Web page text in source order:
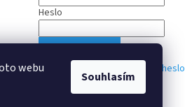
webu
Souhlasím
Heslo
Nová registrace Zapomenuté heslo